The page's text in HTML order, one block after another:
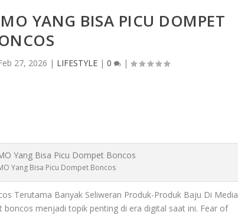
YANG BISA PICU DOMPET
27, 2026 | LIFESTYLE| 0 |
Yang Bisa Picu Dompet Boncos
Terutama Banyak Seliweran Produk-Produk Baju Di Media
boncos menjadi topik penting di era digital saat ini. Fear of